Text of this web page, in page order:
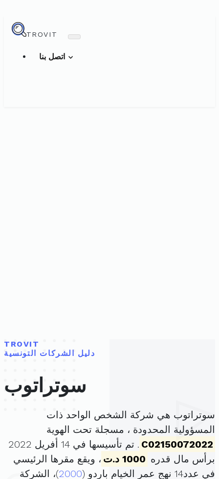
TROVIT
TROVIT
دليل الشركات التونسية
سوتراتوب
سوتراتوب هي شركة الشخص الواحد ذات
المسؤولية المحدودة ، مسجلة تحت الهوية
C02150072022
. تم تأسيسها في 14 أفريل 2022
برأس مال قدره 1000 د.ت
، ويقع مقرها الرئيسي
في عدد14 نهج عمر الخيام باردو (
2000)، الشركة